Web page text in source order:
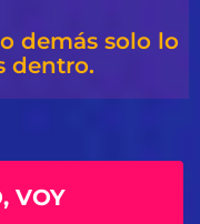
demás solo lo
dentro.
VOY